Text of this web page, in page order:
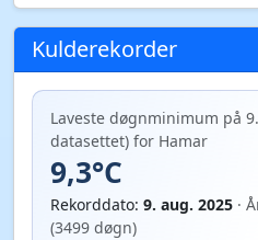
Kulderekorder
Laveste døgnminimum på
datasettet) for Hamar
9,3°C
Rekorddato: 9. aug. 2025 ·
(3499 døgn)